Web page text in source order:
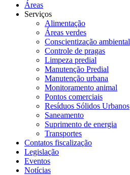
Áreas
Serviços
Alimentação
Áreas verdes
Conscientização ambiental
Controle de pragas
Limpeza predial
Manutenção Predial
Manutenção urbana
Monitoramento animal
Pontos comerciais
Resíduos Sólidos Urbanos
Saneamento
Suprimento de energia
Transportes
Contatos fiscalização
Legislação
Eventos
Notícias